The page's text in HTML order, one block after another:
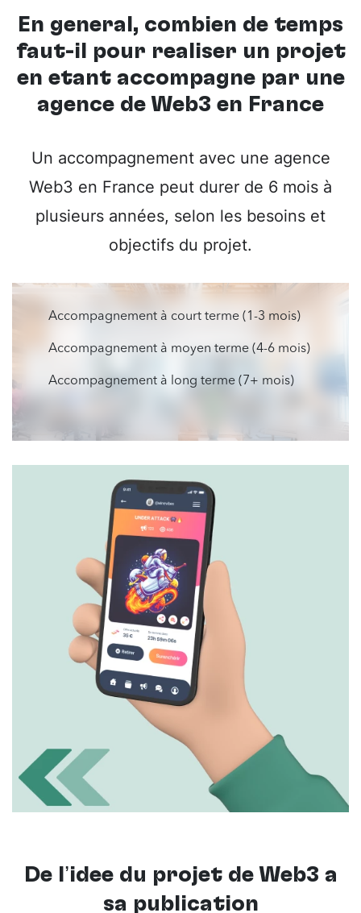
En général, combien de temps
faut-il pour réaliser un projet
en étant accompagné par une
agence de Web3 en France
Un accompagnement avec une agence
Web3 en France peut durer de 6 mois à
plusieurs années, selon les besoins et
objectifs du projet.
Accompagnement à court terme (1-3 mois)
Accompagnement à moyen terme (4-6 mois)
Accompagnement à long terme (7+ mois)
De l’idée du projet de Web3 à
sa publication